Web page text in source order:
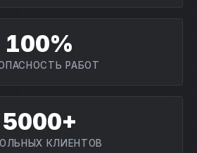
100%
РАБОТ
5000+
КЛИЕНТОВ